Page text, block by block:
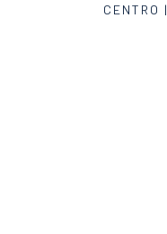
CENTRO |